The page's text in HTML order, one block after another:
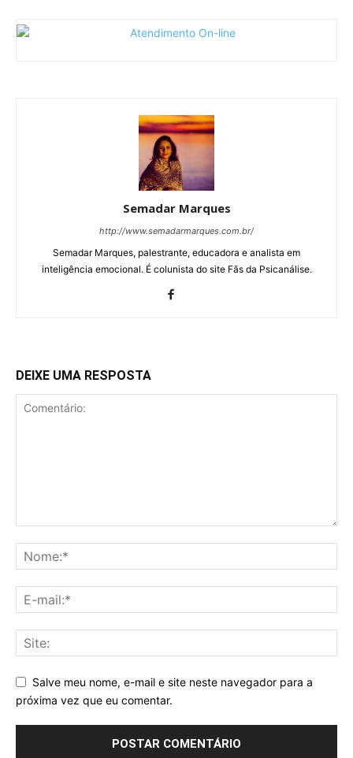
Semadar Marques
http://www.semadarmarques.com.br/
Semadar Marques, palestrante, educadora e analista em
inteligência emocional. É colunista do site Fãs da Psicanálise.
DEIXE UMA RESPOSTA
Salve meu nome, e-mail e site neste navegador para a
próxima vez que eu comentar.